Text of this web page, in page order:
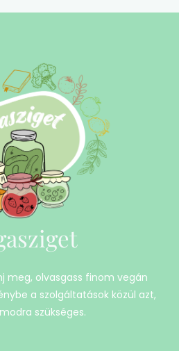
meg, olvasgass finom vegán
a szolgáltatások közül azt,
szükséges.